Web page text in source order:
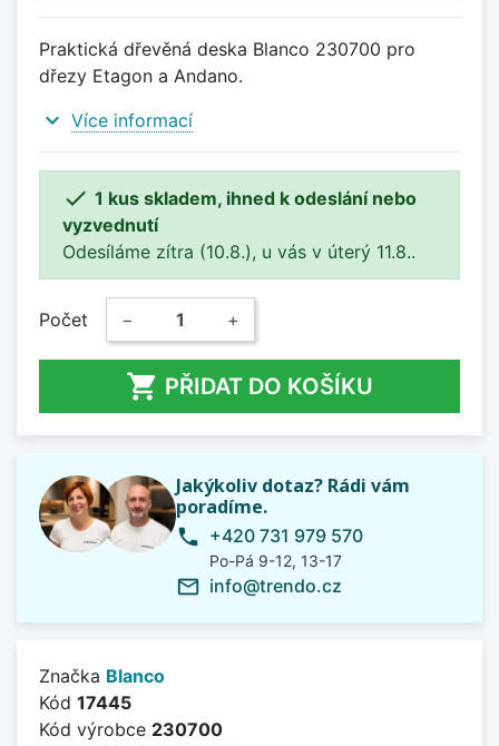
Praktická dřevěná deska Blanco 230700 pro
dřezy Etagon a Andano.
expand_more Více informací
 1 kus skladem, ihned k odeslání nebo
vyzvednutí
Odesíláme zítra (10.8.), u vás v úterý 11.8..
Počet − +
 PŘIDAT DO KOŠÍKU
Jakýkoliv dotaz? Rádi vám
poradíme.
phone +420 731 979 570
Po-Pá 9-12, 13-17
mail_outline info@trendo.cz
Značka Blanco
Kód 17445
Kód výrobce 230700